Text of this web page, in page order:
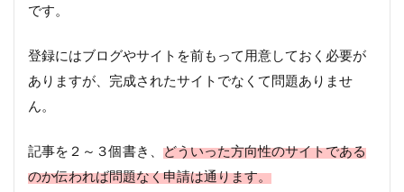
です。
登録にはブログやサイトを前もって用意しておく必要が
ありますが、完成されたサイトでなくて問題ありませ
ん。
記事を２～３個書き、 どういった方向性のサイトである
のか伝われば問題なく申請は通ります。